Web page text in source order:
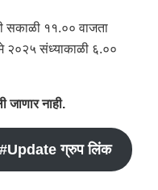
सकाळी ११.०० वाजता
२०२५ संध्याकाळी ६.००
जाणार नाही.
#Update ग्रुप लिंक